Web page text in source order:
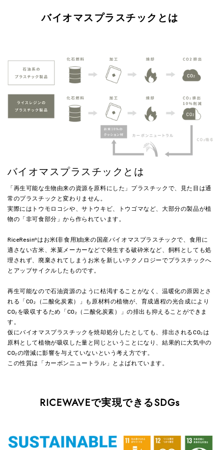
バイオマスプラスチックとは
バイオマスプラスチックとは
「再生可能な生物由来の資源を原料にした」プラスチックで、見た目は通
常のプラスチックと変わりません。
実際にはトウモロコシや、サトウキビ、トウゴマなど、大部分の製品が植
物の「非可食部分」から作られています。
RiceResin®はお米(非食用)由来の国産バイオマスプラスチックで、食用に
適さない古米、米菓メーカーなどで発生する破砕米など、飼料としても処
理されず、廃棄されてしまうお米を新しいテクノロジーでプラスチックへ
とアップサイクルしたものです。
再生可能なので石油資源のように枯渇することがなく、温暖化の原因とさ
れる「CO₂（二酸化炭素）」も原材料の植物が、育成過程の光合成により
CO₂を吸収するため「CO₂（二酸化炭素）」の排出も抑えることができま
す。
仮にバイオマスプラスチックを焼却処分したとしても、排出されるCO₂は
原料として植物が吸収した量と同じということになり、結果的に大気中の
CO₂の増減に影響を与えていないという考え方です。
この性質は「カーボンニュートラル」とよばれています。
RICEWAVEで実現できるSDGs